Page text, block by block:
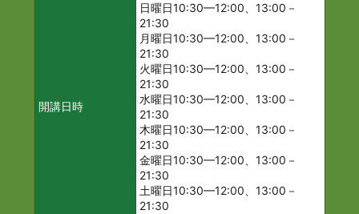
開講日時
日曜日10:30—12:00、13:00－
21:30
月曜日10:30—12:00、13:00－
21:30
火曜日10:30—12:00、13:00－
21:30
水曜日10:30—12:00、13:00－
21:30
木曜日10:30—12:00、13:00－
21:30
金曜日10:30—12:00、13:00－
21:30
土曜日10:30—12:00、13:00－
21:30